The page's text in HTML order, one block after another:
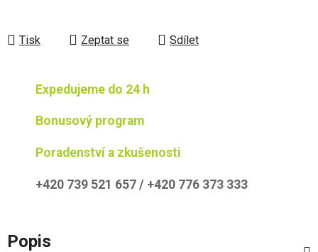
Tisk Zeptat se Sdílet
Expedujeme do 24 h
Bonusový program
Poradenství a zkušenosti
+420 739 521 657 / +420 776 373 333
Popis